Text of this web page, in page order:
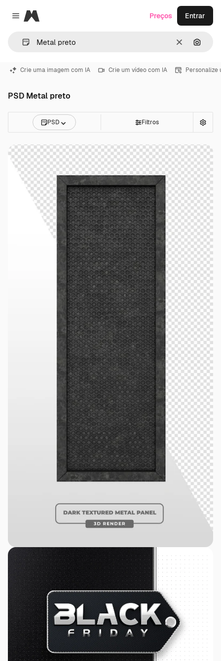
Close menu
Magnific
Limpar
Preços Entrar
Crie uma imagem com IA Crie um vídeo com IA Personalize
PSD Metal preto
PSD Filtros